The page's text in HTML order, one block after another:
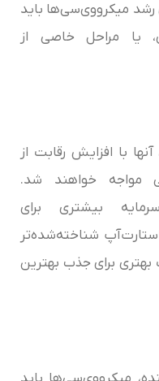
میکرو‌وی‌سی‌ها باید
یا مراحل خاصی از
با افزایش رقابت از
خواهند شد.
بیشتری برای
شناخته‌شده‌تر
برای جذب بهترین